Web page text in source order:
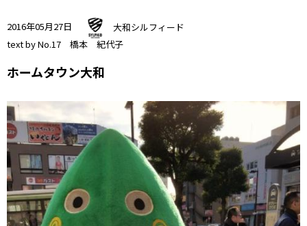
2016年05月27日
大和シルフィード
text by No.17 橋本 紀代子
ホームタウン大和